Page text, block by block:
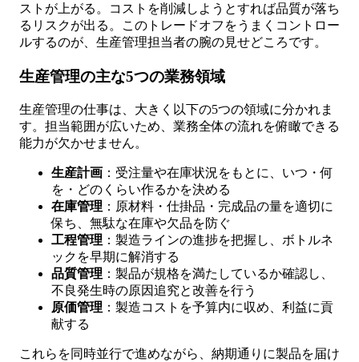
ストが上がる。コストを削減しようとすれば品質が落ち
るリスクが出る。このトレードオフをうまくコントロー
ルするのが、生産管理担当者の腕の見せどころです。
生産管理の主な5つの業務領域
生産管理の仕事は、大きく以下の5つの領域に分かれま
す。担当範囲が広いため、業務全体の流れを俯瞰できる
能力が欠かせません。
生産計画 ：受注量や在庫状況をもとに、いつ・何
を・どのくらい作るかを決める
在庫管理 ：原材料・仕掛品・完成品の量を適切に
保ち、無駄な在庫や欠品を防ぐ
工程管理 ：製造ラインの進捗を把握し、ボトルネ
ックを早期に解消する
品質管理 ：製品が規格を満たしているか確認し、
不良発生時の原因追究と改善を行う
原価管理 ：製造コストを予算内に収め、利益に貢
献する
これらを同時並行で進めながら、納期通りに製品を届け